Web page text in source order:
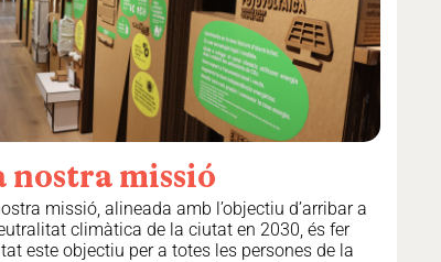
nostra missió
missió, alineada amb l’objectiu d’arribar a
climàtica de la ciutat en 2030, és fer
este objectiu per a totes les persones de la